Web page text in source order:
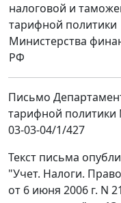
налоговой и
тарифной политики
Министерства
РФ
Письмо
тарифной политики
03-03-04/1/427
Текст письма
"Учет. Налоги.
от 6 июня 2006 г. N